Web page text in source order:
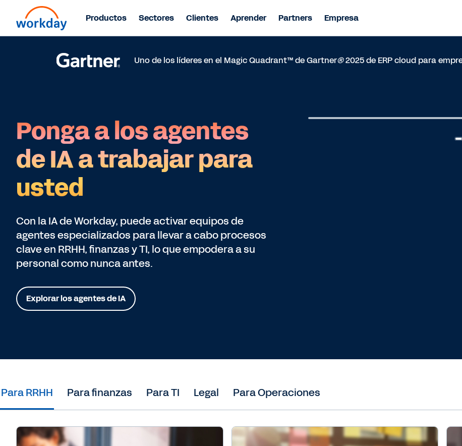
Productos Sectores Clientes Aprender Partners Empresa
Uno de los líderes en el Magic Quadrant™ de Gartner®2025 de ERP cloud para
Ponga a los agentes
de IA a trabajar para
usted
Con la IA de Workday, puede activar equipos de
agentes especializados para llevar a cabo procesos
clave en RRHH, finanzas y TI, lo que empodera a su
personal como nunca antes.
Explorar los agentes de IA
Para RRHH Para finanzas Para TI Legal Para Operaciones